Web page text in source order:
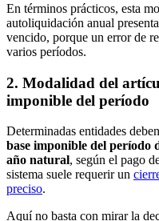
En términos prácticos, esta
autoliquidación anual
vencido, porque un error de
varios períodos.
2. Modalidad del
imponible del período
Determinadas entidades
base imponible del período
año natural, según el pago
sistema suele requerir un
preciso.
Aquí no basta con mirar la